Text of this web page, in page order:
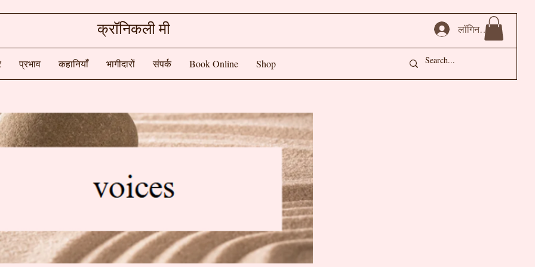
क्रॉनिकली मी
प्रभाव कहानियाँ भागीदारों संपर्क Book Online Shop
लॉगिन करें